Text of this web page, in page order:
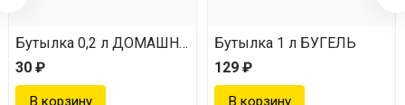
Бутылка 0,2 л ДОМАШНЯЯ
30 ₽
Бутылка 1 л БУГЕЛЬ
129 ₽